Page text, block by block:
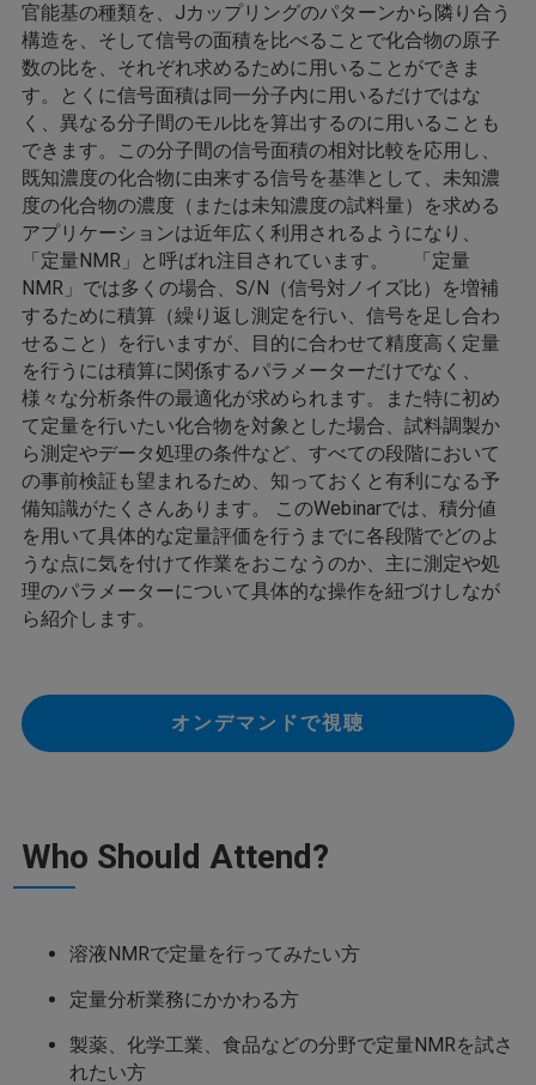
官能基の種類を、Jカップリングのパターンから隣り合う
構造を、そして信号の面積を比べることで化合物の原子
数の比を、それぞれ求めるために用いることができま
す。とくに信号面積は同一分子内に用いるだけではな
く、異なる分子間のモル比を算出するのに用いることも
できます。この分子間の信号面積の相対比較を応用し、
既知濃度の化合物に由来する信号を基準として、未知濃
度の化合物の濃度（または未知濃度の試料量）を求める
アプリケーションは近年広く利用されるようになり、
「定量NMR」と呼ばれ注目されています。 「定量
NMR」では多くの場合、S/N（信号対ノイズ比）を増補
するために積算（繰り返し測定を行い、信号を足し合わ
せること）を行いますが、目的に合わせて精度高く定量
を行うには積算に関係するパラメーターだけでなく、
様々な分析条件の最適化が求められます。また特に初め
て定量を行いたい化合物を対象とした場合、試料調製か
ら測定やデータ処理の条件など、すべての段階において
の事前検証も望まれるため、知っておくと有利になる予
備知識がたくさんあります。 このWebinarでは、積分値
を用いて具体的な定量評価を行うまでに各段階でどのよ
うな点に気を付けて作業をおこなうのか、主に測定や処
理のパラメーターについて具体的な操作を紐づけしなが
ら紹介します。
オンデマンドで視聴
Who Should Attend?
溶液NMRで定量を行ってみたい方
定量分析業務にかかわる方
製薬、化学工業、食品などの分野で定量NMRを試さ
れたい方